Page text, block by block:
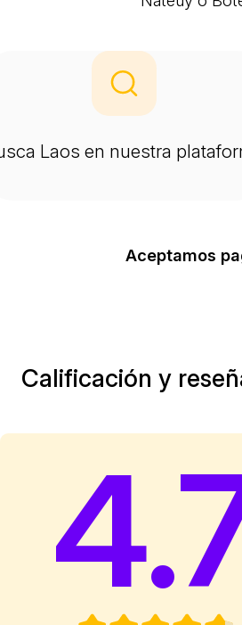
Laos en nuestra
Aceptamos
Calificación y